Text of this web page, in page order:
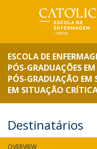
ESCOLA DE
PÓS-GRADUAÇÕES
PÓS-GRADUAÇÃO EM
EM SITUAÇÃO
Destinatários
OVERVIEW